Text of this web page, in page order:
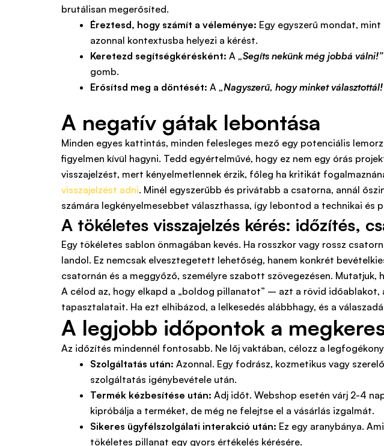
brutálisan megerősíted.
Éreztesd, hogy számít a véleménye: Egy egyszerű mondat, mint
azonnal kontextusba helyezi a kérést.
Keretezd segítségkérésként: A „Segíts nekünk még jobbá válni!”
gomb.
Erősítsd meg a döntését: A „Nagyszerű, hogy minket
A negatív gátak lebontása
Minden egyes kattintás, minden felesleges mező egy potenciális
figyelmen kívül hagyni. Tedd egyértelművé, hogy ez nem egy órás
visszajelzést, mert kényelmetlennek érzik, főleg ha kritikát
visszajelzést adni. Minél egyszerűbb és privátabb a csatorna, annál
számára legkényelmesebbet választhassa, így lebontod a technikai és
A tökéletes visszajelzés kérés: időzítés,
Egy tökéletes sablon önmagában kevés. Ha rosszkor vagy rossz
landol. Ez nemcsak elvesztegetett lehetőség, hanem konkrét
csatornán és a meggyőző, személyre szabott szövegezésen. Mutatjuk,
A célod az, hogy elkapd a „boldog pillanatot” – azt a rövid
tapasztalatait. Ha ezt elhibázod, a lelkesedés alábbhagy, és a
A legjobb időpontok a
Az időzítés mindennél fontosabb. Ne lőj vaktában, célozz a
Szolgáltatás után: Azonnal. Egy fodrász, kozmetikus vagy
szolgáltatás igénybevétele után.
Termék kézbesítése után: Adj időt. Webshop esetén várj 2-4
kipróbálja a terméket, de még ne felejtse el a vásárlás izgalmát.
Sikeres ügyfélszolgálati interakció után: Ez egy aranybánya.
tökéletes pillanat egy gyors értékelés kérésére.